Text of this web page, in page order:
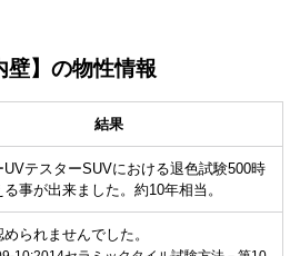
】 の物性情報
結果
UVテスターSUVにおける退色試験500時
事が出来ました。約10年相当。
られませんでした。